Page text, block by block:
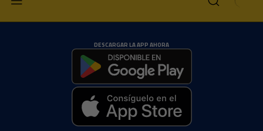
DESCARGAR LA APP AHORA